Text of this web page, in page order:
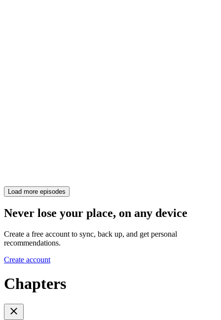
Load more episodes
Never lose your place, on any device
Create a free account to sync, back up, and get personal
recommendations.
Create account
Chapters